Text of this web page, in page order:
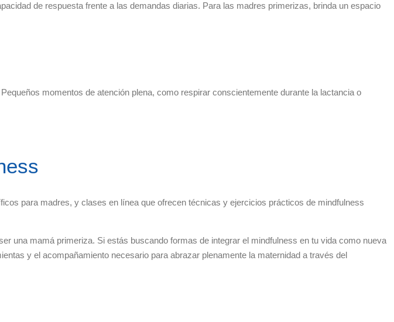
de respuesta frente a las demandas diarias. Para las madres primerizas, brinda un espacio
momentos de atención plena, como respirar conscientemente durante la lactancia o
para madres, y clases en línea que ofrecen técnicas y ejercicios prácticos de mindfulness
una mamá primeriza. Si estás buscando formas de integrar el mindfulness en tu vida como nueva
y el acompañamiento necesario para abrazar plenamente la maternidad a través del